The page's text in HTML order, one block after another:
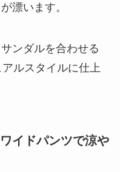
漂います。
ンダルを合わせる
ルスタイルに仕上
イドパンツで涼や